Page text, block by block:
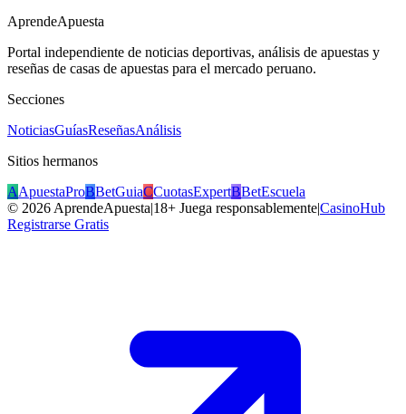
AprendeApuesta
Portal independiente de noticias deportivas, análisis de apuestas y
reseñas de casas de apuestas para el mercado peruano.
Secciones
NoticiasGuíasReseñasAnálisis
Sitios hermanos
AApuestaProBBetGuiaCCuotasExpertBBetEscuela
© 2026 AprendeApuesta|18+ Juega responsablemente|CasinoHub
Registrarse Gratis